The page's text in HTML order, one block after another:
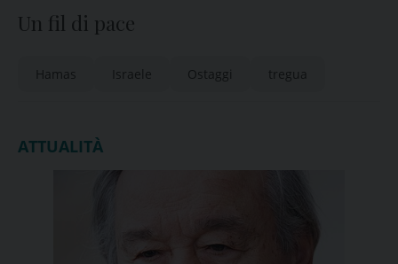
Un fil di pace
Hamas Israele Ostaggi tregua
ATTUALITÀ